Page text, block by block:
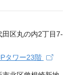
タワー23階